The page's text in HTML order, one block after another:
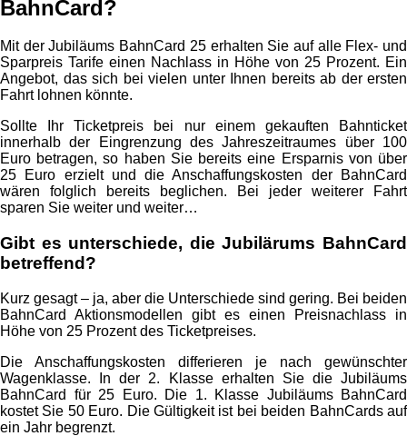
BahnCard?
Mit der Jubiläums BahnCard 25 erhalten Sie auf alle Flex- und
Sparpreis Tarife einen Nachlass in Höhe von 25 Prozent. Ein
Angebot, das sich bei vielen unter Ihnen bereits ab der ersten
Fahrt lohnen könnte.
Sollte Ihr Ticketpreis bei nur einem gekauften Bahnticket
innerhalb der Eingrenzung des Jahreszeitraumes über 100
Euro betragen, so haben Sie bereits eine Ersparnis von über
25 Euro erzielt und die Anschaffungskosten der BahnCard
wären folglich bereits beglichen. Bei jeder weiterer Fahrt
sparen Sie weiter und weiter…
Gibt es unterschiede, die Jubilärums BahnCard
betreffend?
Kurz gesagt – ja, aber die Unterschiede sind gering. Bei beiden
BahnCard Aktionsmodellen gibt es einen Preisnachlass in
Höhe von 25 Prozent des Ticketpreises.
Die Anschaffungskosten differieren je nach gewünschter
Wagenklasse. In der 2. Klasse erhalten Sie die Jubiläums
BahnCard für 25 Euro. Die 1. Klasse Jubiläums BahnCard
kostet Sie 50 Euro. Die Gültigkeit ist bei beiden BahnCards auf
ein Jahr begrenzt.